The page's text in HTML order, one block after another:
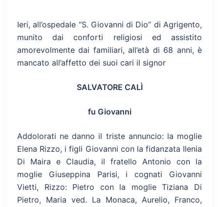
Ieri, all’ospedale “S. Giovanni di Dio” di Agrigento,
munito dai conforti religiosi ed assistito
amorevolmente dai familiari, all’età di 68 anni, è
mancato all’affetto dei suoi cari il signor
SALVATORE CALÌ
fu Giovanni
Addolorati ne danno il triste annuncio: la moglie
Elena Rizzo, i figli Giovanni con la fidanzata Ilenia
Di Maira e Claudia, il fratello Antonio con la
moglie Giuseppina Parisi, i cognati Giovanni
Vietti, Rizzo: Pietro con la moglie Tiziana Di
Pietro, Maria ved. La Monaca, Aurelio, Franco,